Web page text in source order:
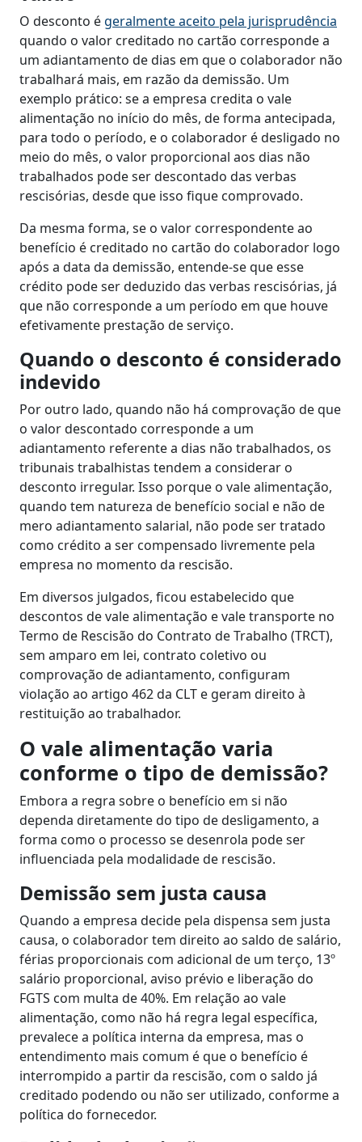
O desconto égeralmente aceito pela jurisprudência
quando o valor creditado no cartão corresponde a
um adiantamento de dias em que o colaborador não
trabalhará mais, em razão da demissão. Um
exemplo prático: se a empresa credita o vale
alimentação no início do mês, de forma antecipada,
para todo o período, e o colaborador é desligado no
meio do mês, o valor proporcional aos dias não
trabalhados pode ser descontado das verbas
rescisórias, desde que isso fique comprovado.
Da mesma forma, se o valor correspondente ao
benefício é creditado no cartão do colaborador logo
após a data da demissão, entende-se que esse
crédito pode ser deduzido das verbas rescisórias, já
que não corresponde a um período em que houve
efetivamente prestação de serviço.
Quando o desconto é considerado
indevido
Por outro lado, quando não há comprovação de que
o valor descontado corresponde a um
adiantamento referente a dias não trabalhados, os
tribunais trabalhistas tendem a considerar o
desconto irregular. Isso porque o vale alimentação,
quando tem natureza de benefício social e não de
mero adiantamento salarial, não pode ser tratado
como crédito a ser compensado livremente pela
empresa no momento da rescisão.
Em diversos julgados, ficou estabelecido que
descontos de vale alimentação e vale transporte no
Termo de Rescisão do Contrato de Trabalho (TRCT),
sem amparo em lei, contrato coletivo ou
comprovação de adiantamento, configuram
violação ao artigo 462 da CLT e geram direito à
restituição ao trabalhador.
O vale alimentação varia
conforme o tipo de demissão?
Embora a regra sobre o benefício em si não
dependa diretamente do tipo de desligamento, a
forma como o processo se desenrola pode ser
influenciada pela modalidade de rescisão.
Demissão sem justa causa
Quando a empresa decide pela dispensa sem justa
causa, o colaborador tem direito ao saldo de salário,
férias proporcionais com adicional de um terço, 13º
salário proporcional, aviso prévio e liberação do
FGTS com multa de 40%. Em relação ao vale
alimentação, como não há regra legal específica,
prevalece a política interna da empresa, mas o
entendimento mais comum é que o benefício é
interrompido a partir da rescisão, com o saldo já
creditado podendo ou não ser utilizado, conforme a
política do fornecedor.